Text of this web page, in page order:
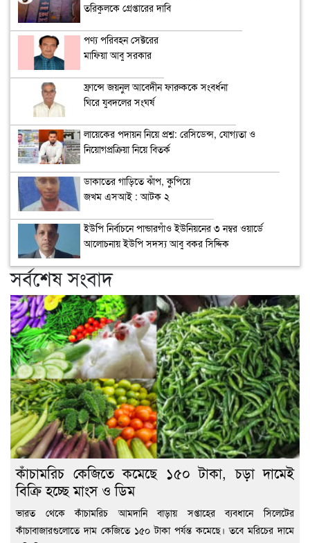
তরিকুলকে গ্রেপ্তারের দাবি
পণ্য পরিবহন সেক্টরের
মাফিয়া আবু সরকার
ফ্রান্সে জয়নুল আবেদীন ফারুককে সংবর্ধনা
ঘিরে যুবদলের সংঘর্ষ
লায়েকের পদায়ন নিয়ে প্রশ্ন: রেসিডেন্স, যোগ্যতা ও
নিয়োগপ্রক্রিয়া নিয়ে বিতর্ক
ডাকাতের গাড়িতে ঝাঁপ, কুপিয়ে
জখম এসআই : আটক ২
ইউপি নির্বাচনে পান্ডারগাঁও ইউনিয়নের ৩ নম্বর ওয়ার্ডে
আলোচনায় ইউপি সদস্য আবু বকর সিদ্দিক
সর্বশেষ সংবাদ
কাঁচামরিচ কেজিতে কমেছে ১৫০ টাকা, চড়া দামেই
বিক্রি হচ্ছে মাংস ও ডিম
ভারত থেকে কাঁচামরিচ আমদানি বাড়ায় সপ্তাহের ব্যবধানে সিলেটের
কাঁচাবাজারগুলোতে দাম কেজিতে ১৫০ টাকা পর্যন্ত কমেছে। তবে মরিচের দামে